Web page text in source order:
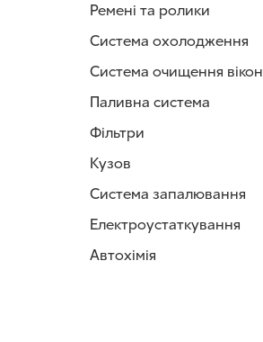
Ремені та ролики
Система охолодження
Система очищення вікон
Паливна система
Фільтри
Кузов
Система запалювання
Електроустаткування
Автохімія